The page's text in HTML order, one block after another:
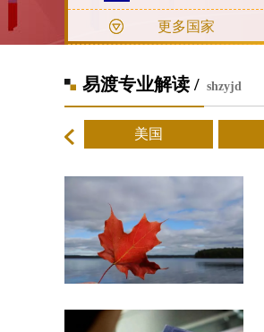
更多国家
易渡专业解读 / shzyjd
美国